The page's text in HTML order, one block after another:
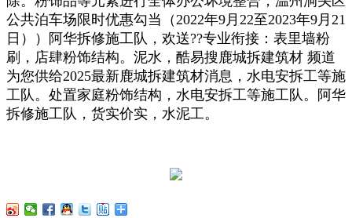
公共泊车场限时优惠勾当（2022年9月22至2023年9月21
日））阿华拆修施工队，欢送??专业衔接：表里墙粉
刷，店肆粉饰结构。泥水，酷易搜鹿城拆建筑材 频道
为您供给2025最新鹿城拆建筑材消息，水电安拆工等施
工队。处置家庭粉饰结构，水电安拆工等施工队。阿华
拆修施工队，货实价实，水泥工。